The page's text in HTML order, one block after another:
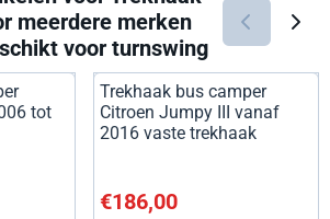
meerdere merken
voor turnswing
tot
btw: 188,43
Trekhaak bus camper
Citroen Jumpy III vanaf
2016 vaste trekhaak
Prijs: 186,00, exclusief btw:
€186,00